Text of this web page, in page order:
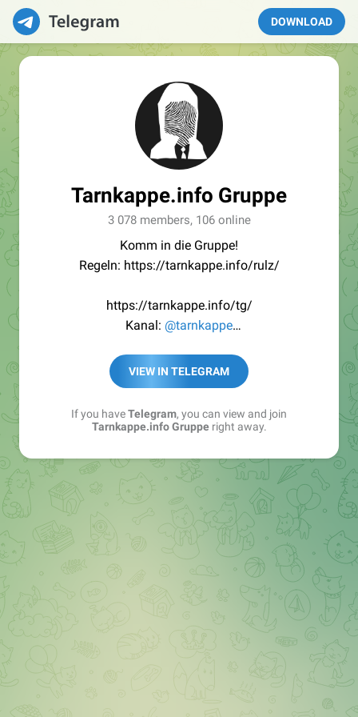
DOWNLOAD
Tarnkappe.info Gruppe
3 078 members, 106 online
Komm in die Gruppe!
Regeln: https://tarnkappe.info/rulz/
https://tarnkappe.info/tg/
Kanal: @tarnkappe
Best of:@bestoftarnkappe
Kochen: https://t.me/+WSW5F1VcmhliMjk6
VIEW IN TELEGRAM
If you haveTelegram, you can view and join
Tarnkappe.info Grupperight away.